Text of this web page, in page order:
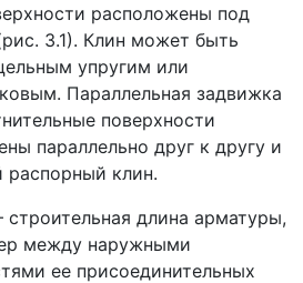
расположены под
3.1). Клин может быть
упругим или
Параллельная задвижка
поверхности
параллельно друг к другу и
клин.
длина арматуры,
между наружными
ее присоединительных